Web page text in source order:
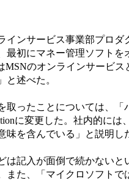
ンサービス事業部プロダ
最初にマネー管理ソフト
MSNのオンラインサービ
と述べた。
ったことについては、「
に変更した。社内的に
味を含んでいる」と説明し
記入が面倒で続かないと
また、「マイクロソフトで